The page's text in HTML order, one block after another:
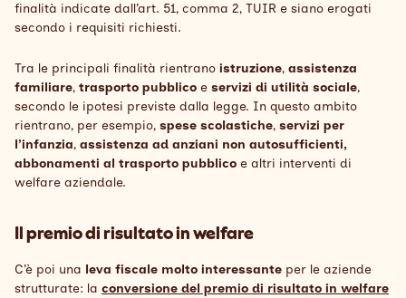
finalità indicate dall’art. 51, comma 2, TUIR e siano erogati
secondo i requisiti richiesti.
Tra le principali finalità rientrano istruzione, assistenza
familiare, trasporto pubblico e servizi di utilità sociale,
secondo le ipotesi previste dalla legge. In questo ambito
rientrano, per esempio, spese scolastiche, servizi per
l’infanzia, assistenza ad anziani non autosufficienti,
abbonamenti al trasporto pubblico e altri interventi di
welfare aziendale.
Il premio di risultato in welfare
C’è poi una leva fiscale molto interessante per le aziende
strutturate: la conversione del premio di risultato in welfare